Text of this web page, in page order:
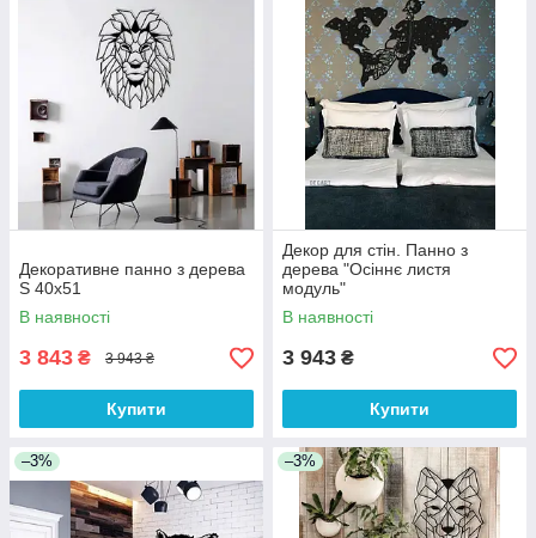
Декоративне панно з дерева
S 40х51
В наявності
3 843 ₴ 3 943 ₴
Купити
Декор для стін. Панно з
дерева "Осіннє листя
модуль"
В наявності
3 943 ₴
Купити
–3% –3%